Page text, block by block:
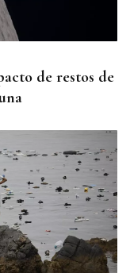
de restos de